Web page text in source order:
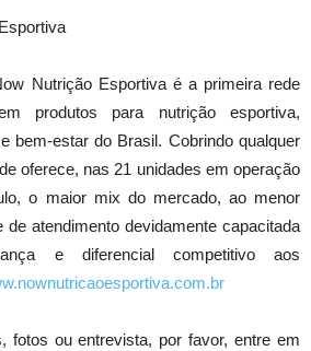
Nutrição Esportiva é a primeira rede
produtos para nutrição esportiva,
bem-estar do Brasil. Cobrindo qualquer
oferece, nas 21 unidades em operação
o maior mix do mercado, ao menor
de atendimento devidamente capacitada
e diferencial competitivo aos
fotos ou entrevista, por favor, entre em